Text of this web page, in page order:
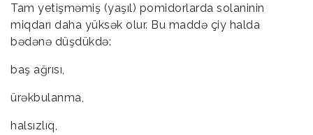
Tam yetişməmiş (yaşıl) pomidorlarda solaninin
miqdarı daha yüksək olur. Bu maddə çiy halda
bədənə düşdükdə:
baş ağrısı,
ürəkbulanma,
halsızlıq,